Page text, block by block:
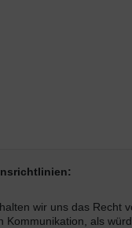
wir uns das
als